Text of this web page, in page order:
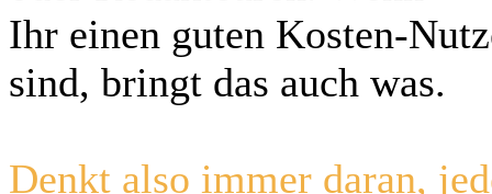
Ihr einen guten Kosten-
sind, bringt das auch was.
Denkt also immer daran,